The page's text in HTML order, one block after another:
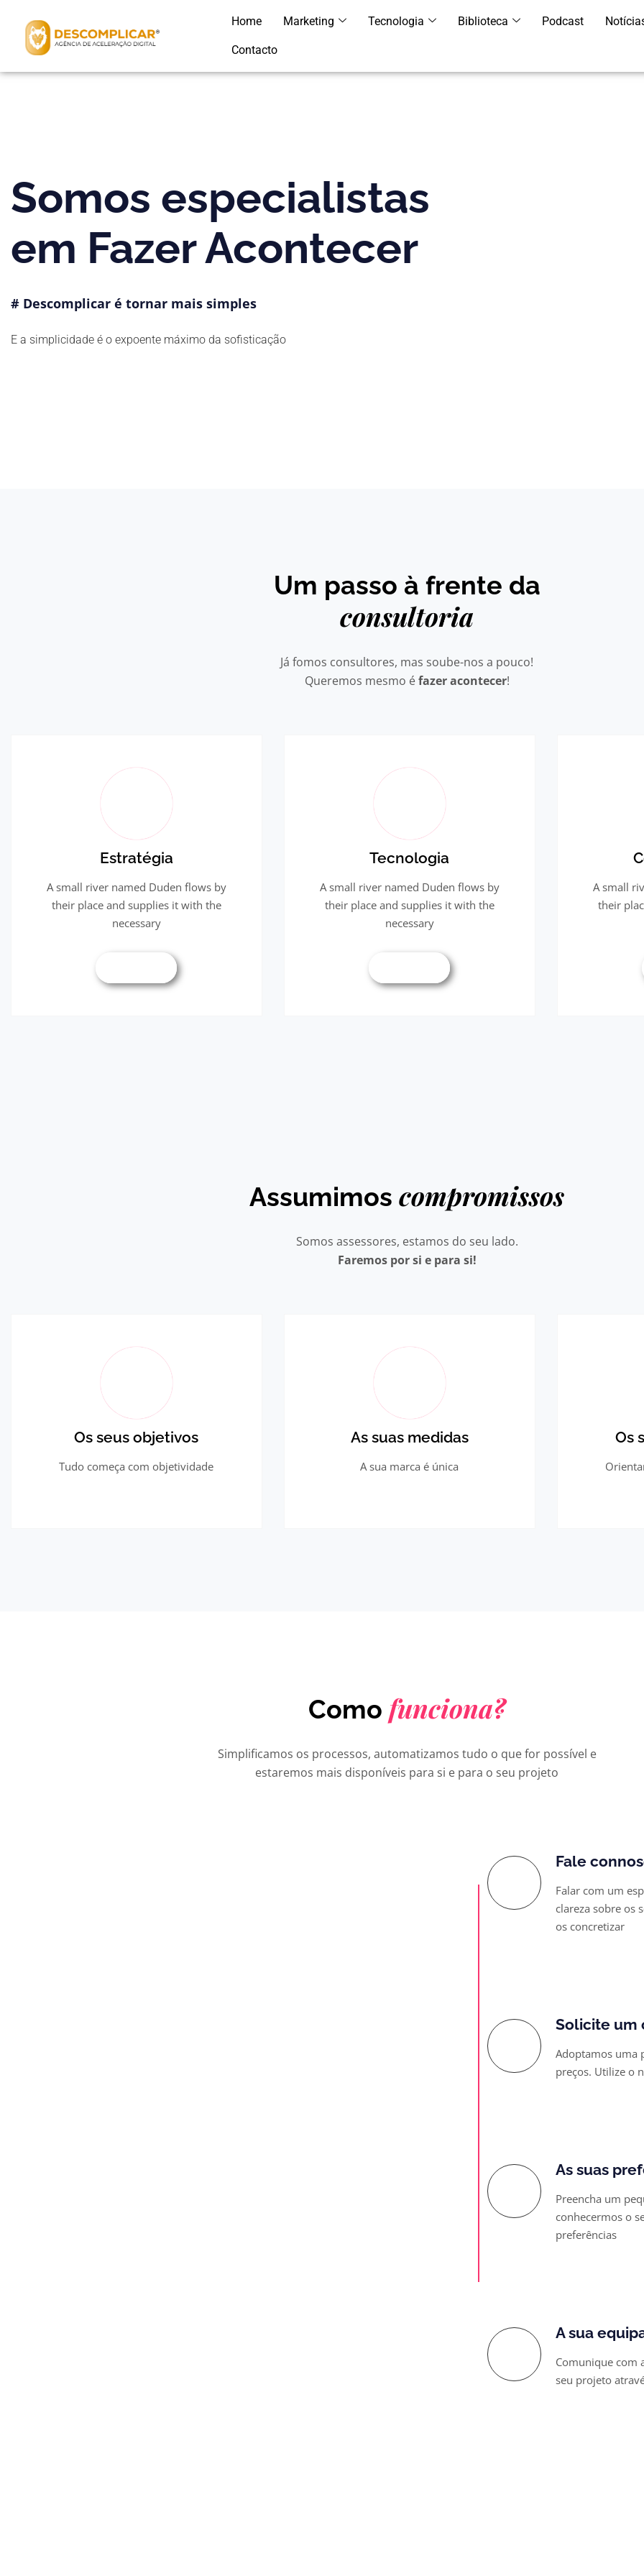
Home Marketing Tecnologia Biblioteca Podcast
Contacto
Somos especialistas
em Fazer Acontecer
# Descomplicar é tornar mais simples
E a simplicidade é o expoente máximo da sofisticação
Um passo à frente da
consultoria
Já fomos consultores, mas soube-nos a pouco!
Queremos mesmo éfazer acontecer!
Estratégia
A small river named Duden flows by
their place and supplies it with the
necessary
Tecnologia
A small river named Duden flows by
their place and supplies it with the
necessary
A small
their
Assumimoscompromissos
Somos assessores, estamos do seu lado.
Faremos por si e para si!
Os seus objetivos
Tudo começa com objetividade
As suas medidas
A sua marca é única
Os
Como funciona?
Simplificamos os processos, automatizamos tudo o que for possível e
estaremos mais disponíveis para si e para o seu projeto
Fale
Falar com um
clareza sobre os
os concretizar
Solicite um
Adoptamos uma
preços. Utilize o
As suas
Preencha um
conhecermos o
preferências
A sua
Comunique com
seu projeto